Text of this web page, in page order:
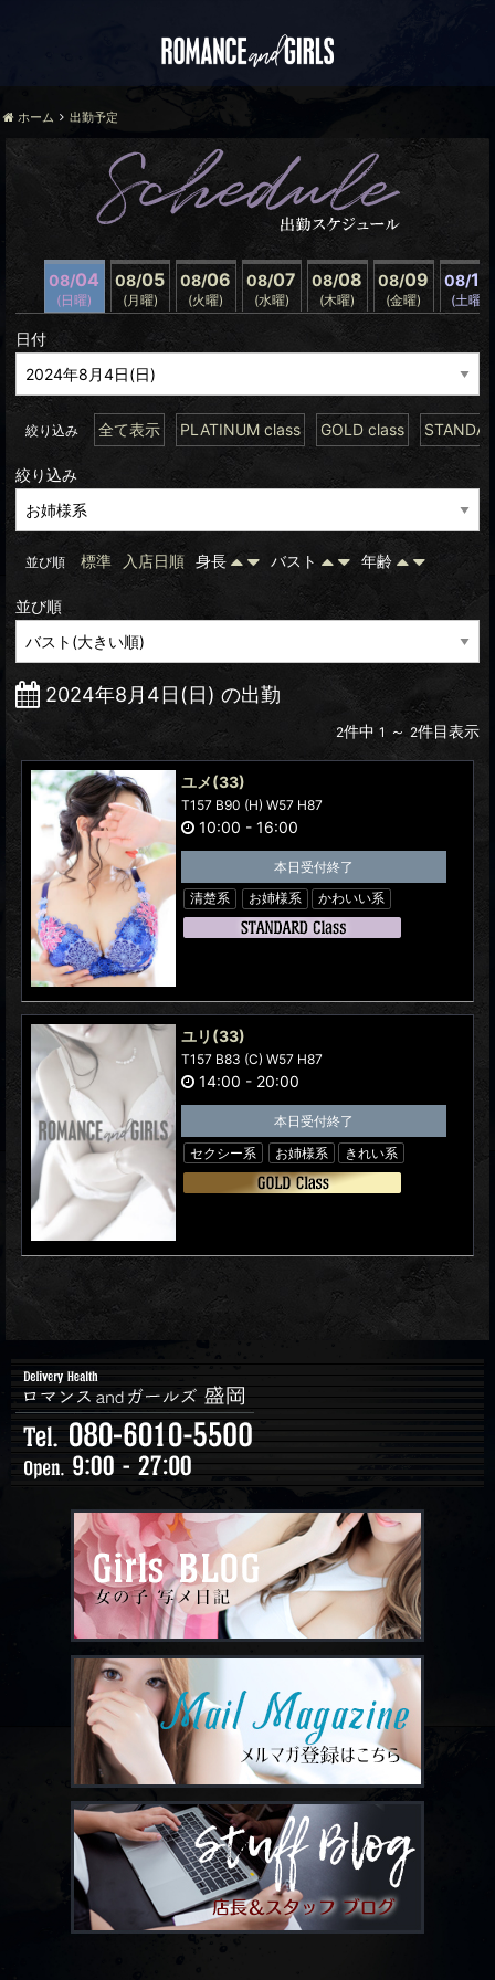
ホーム 出勤予定
08/04
(日曜)
08/05
(月曜)
08/06
(火曜)
08/07
(水曜)
08/08
(木曜)
08/09
(金曜)
08/10
(土曜)
日付
絞り込み 全て表示 PLATINUM class GOLD class
絞り込み
並び順 標準 入店日順 身長 バスト 年齢
並び順
2024年8月4日(日) の出勤
2件中 1 ～ 2件目表示
ユメ(33)
T157 B90 (H) W57 H87
10:00 - 16:00
本日受付終了
清楚系
お姉様系 かわいい系
ユリ (33)
T157 B83 (C) W57 H87
14:00 - 20:00
本日受付終了
セクシー系
お姉様系 きれい系